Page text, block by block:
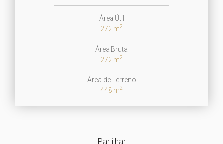
Área Útil
272 m2
Área Bruta
272 m2
Área de Terreno
448 m2
Partilhar